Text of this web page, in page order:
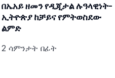
በኤአይ ዘመን የዲጂታል ሉዓላዊነት-
ኢትዮጵያ ከቻይና የምትወስደው
ልምድ
2 ሳምንታት በፊት